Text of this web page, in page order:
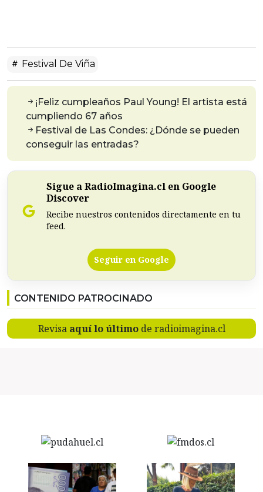
Festival De Viña
¡Feliz cumpleaños Paul Young! El artista está
cumpliendo 67 años
Festival de Las Condes: ¿Dónde se pueden
conseguir las entradas?
Sigue a RadioImagina.cl en Google
Discover
Recibe nuestros contenidos directamente en tu
feed.
Seguir en Google
CONTENIDO PATROCINADO
Revisa aquí lo últimode radioimagina.cl